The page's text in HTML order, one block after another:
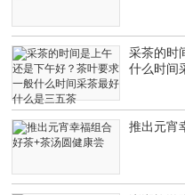
采茶的时
什么时间
推出元宵